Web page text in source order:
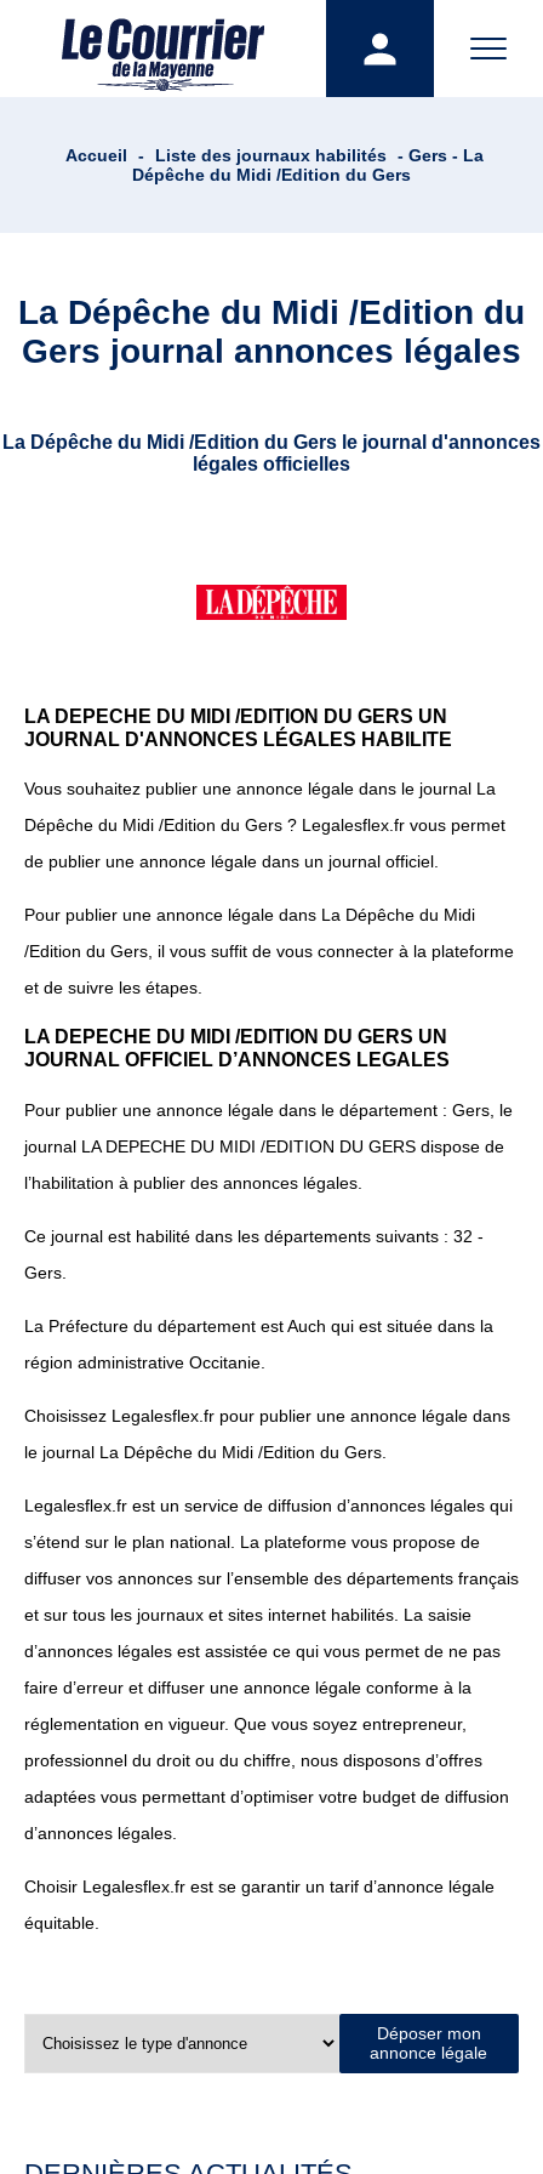
Accueil - Liste des journaux habilités - Gers - La
Dépêche du Midi /Edition du Gers
La Dépêche du Midi /Edition du
Gers journal annonces légales
La Dépêche du Midi /Edition du Gers le journal d'annonces
légales officielles
LA DEPECHE DU MIDI /EDITION DU GERS UN
JOURNAL D'ANNONCES LÉGALES HABILITE
Vous souhaitez publier une annonce légale dans le journal La
Dépêche du Midi /Edition du Gers ? Legalesflex.fr vous permet
de publier une annonce légale dans un journal officiel.
Pour publier une annonce légale dans La Dépêche du Midi
/Edition du Gers, il vous suffit de vous connecter à la plateforme
et de suivre les étapes.
LA DEPECHE DU MIDI /EDITION DU GERS UN
JOURNAL OFFICIEL D’ANNONCES LEGALES
Pour publier une annonce légale dans le département : Gers, le
journal LA DEPECHE DU MIDI /EDITION DU GERS dispose de
l’habilitation à publier des annonces légales.
Ce journal est habilité dans les départements suivants : 32 -
Gers.
La Préfecture du département est Auch qui est située dans la
région administrative Occitanie.
Choisissez Legalesflex.fr pour publier une annonce légale dans
le journal La Dépêche du Midi /Edition du Gers.
Legalesflex.fr est un service de diffusion d’annonces légales qui
s’étend sur le plan national. La plateforme vous propose de
diffuser vos annonces sur l’ensemble des départements français
et sur tous les journaux et sites internet habilités. La saisie
d’annonces légales est assistée ce qui vous permet de ne pas
faire d’erreur et diffuser une annonce légale conforme à la
réglementation en vigueur. Que vous soyez entrepreneur,
professionnel du droit ou du chiffre, nous disposons d’offres
adaptées vous permettant d’optimiser votre budget de diffusion
d’annonces légales.
Choisir Legalesflex.fr est se garantir un tarif d’annonce légale
équitable.
Déposer mon
annonce légale